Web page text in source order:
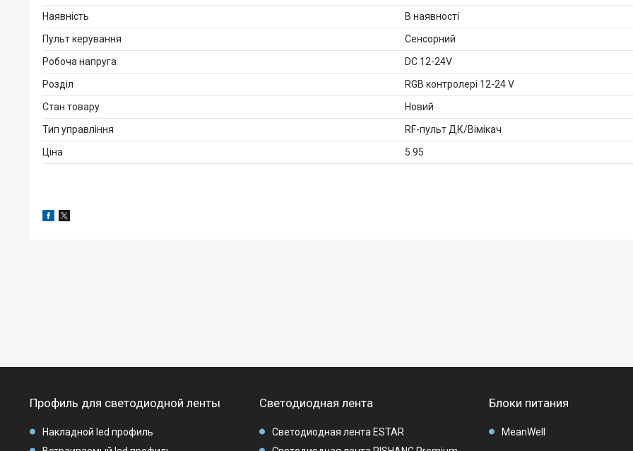
Наявність
В наявності
Пульт керування
Сенсорний
Робоча напруга
DC 12-24V
Розділ
RGB контролері 12-24 V
Стан товару
Новий
Тип управління
RF-пульт ДК/Вімікач
Ціна
5.95
Профиль для светодиодной ленты
Накладной led профиль
Светодиодная лента
Светодиодная лента ESTAR
Блоки питания
MeanWell